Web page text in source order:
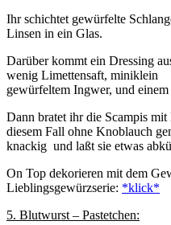
Ihr schichtet gewürfelte
Linsen in ein Glas.
Darüber kommt ein Dressing
wenig Limettensaft, miniklein
gewürfeltem Ingwer, und
Dann bratet ihr die Scampis
diesem Fall ohne Knoblauch
knackig und laßt sie etwas
On Top dekorieren mit dem
Lieblingsgewürzserie: *klick*
5. Blutwurst – Pastetchen: